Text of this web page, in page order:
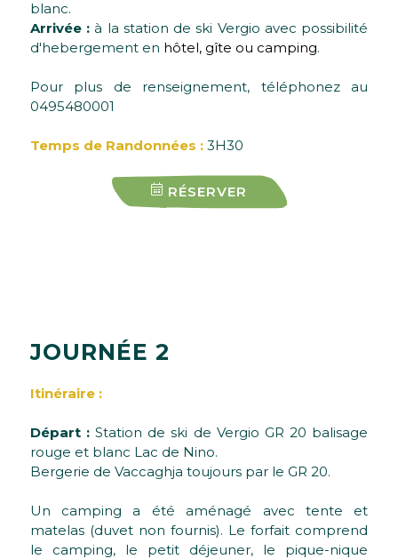
blanc.
Arrivée :à la station de ski Vergio avec possibilité
d'hebergement en hôtel, gîte ou camping.
Pour plus de renseignement, téléphonez au
0495480001
Temps de Randonnées : 3H30
RÉSERVER
JOURNÉE 2
Itinéraire :
Départ :Station de ski de Vergio GR 20 balisage
rouge et blanc Lac de Nino.
Bergerie de Vaccaghja toujours par le GR 20.
Un camping a été aménagé avec tente et
matelas (duvet non fournis). Le forfait comprend
le camping, le petit déjeuner, le pique-nique